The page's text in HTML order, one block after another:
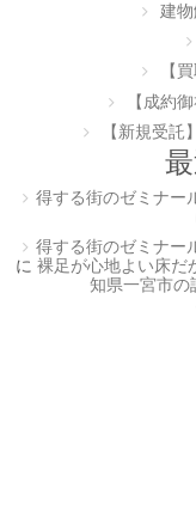
建物
【
【成約
【新規受
得する街のゼミナー
得する街のゼミナー
に 裸足が心地よい床だ
知県一宮市の